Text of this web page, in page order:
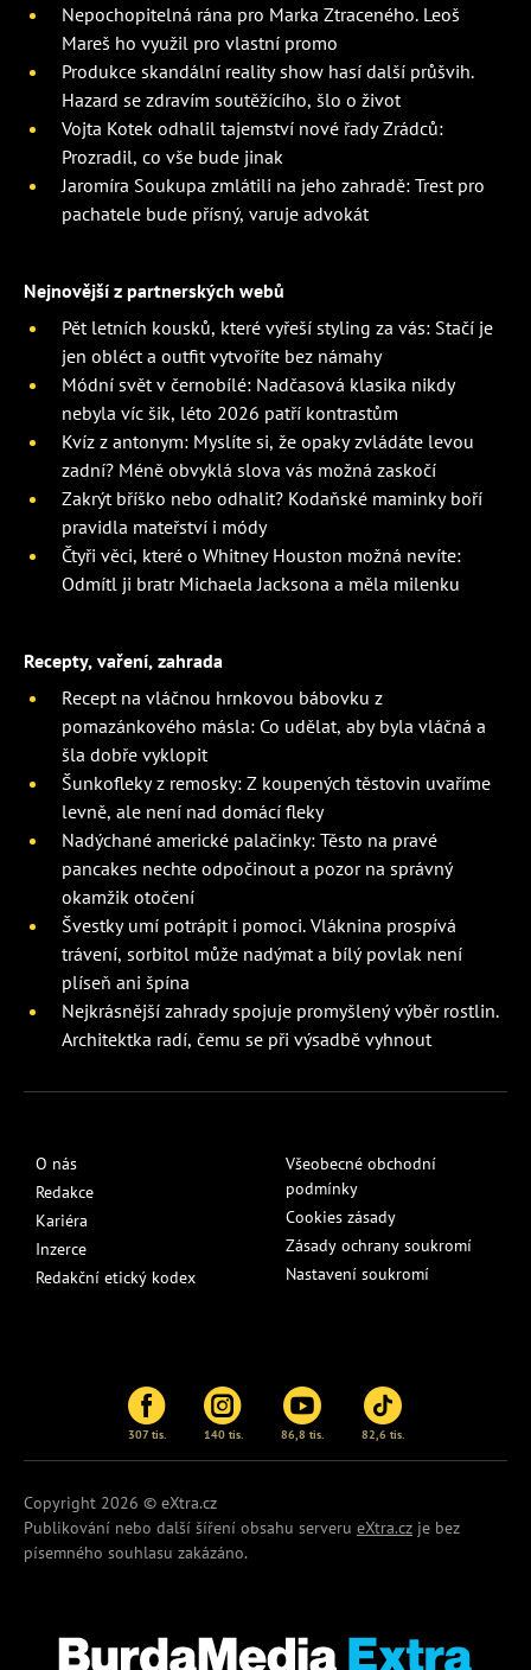
Nepochopitelná rána pro Marka Ztraceného. Leoš
Mareš ho využil pro vlastní promo
Produkce skandální reality show hasí další průšvih.
Hazard se zdravím soutěžícího, šlo o život
Vojta Kotek odhalil tajemství nové řady Zrádců:
Prozradil, co vše bude jinak
Jaromíra Soukupa zmlátili na jeho zahradě: Trest pro
pachatele bude přísný, varuje advokát
Nejnovější z partnerských webů
Pět letních kousků, které vyřeší styling za vás: Stačí je
jen obléct a outfit vytvoříte bez námahy
Módní svět v černobílé: Nadčasová klasika nikdy
nebyla víc šik, léto 2026 patří kontrastům
Kvíz z antonym: Myslíte si, že opaky zvládáte levou
zadní? Méně obvyklá slova vás možná zaskočí
Zakrýt bříško nebo odhalit? Kodaňské maminky boří
pravidla mateřství i módy
Čtyři věci, které o Whitney Houston možná nevíte:
Odmítl ji bratr Michaela Jacksona a měla milenku
Recepty, vaření, zahrada
Recept na vláčnou hrnkovou bábovku z
pomazánkového másla: Co udělat, aby byla vláčná a
šla dobře vyklopit
Šunkofleky z remosky: Z koupených těstovin uvaříme
levně, ale není nad domácí fleky
Nadýchané americké palačinky: Těsto na pravé
pancakes nechte odpočinout a pozor na správný
okamžik otočení
Švestky umí potrápit i pomoci. Vláknina prospívá
trávení, sorbitol může nadýmat a bílý povlak není
plíseň ani špína
Nejkrásnější zahrady spojuje promyšlený výběr rostlin.
Architektka radí, čemu se při výsadbě vyhnout
O nás
Redakce
Kariéra
Inzerce
Redakční etický kodex
Všeobecné obchodní
podmínky
Cookies zásady
Zásady ochrany soukromí
Nastavení soukromí
307 tis. 140 tis. 86,8 tis. 82,6 tis.
Copyright 2026 © eXtra.cz
Publikování nebo další šíření obsahu serveru eXtra.cz je bez
písemného souhlasu zakázáno.